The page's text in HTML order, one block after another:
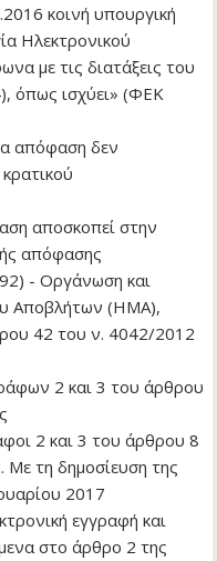
κοινή υπουργική
Ηλεκτρονικού
με τις διατάξεις του
όπως ισχύει» (ΦΕΚ
απόφαση δεν
αποσκοπεί στην
απόφασης
- Οργάνωση και
Αποβλήτων (ΗΜΑ),
42 του ν. 4042/2012
2 και 3 του άρθρου
2 και 3 του άρθρου 8
Με τη δημοσίευση της
2017
εγγραφή και
στο άρθρο 2 της